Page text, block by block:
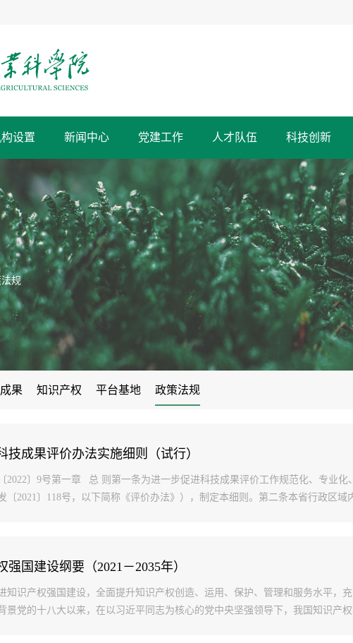
现任领导 历史沿革
大事记 精彩回眸
设置
党委办公室
人事处
财务资产管理处
科技合作交流处
科研机构
作物研究所
蔬菜研究所
旱地农业研究所
林果花卉研究所
农产品贮藏加工研究所
经济作物与啤酒原料研究所(中
新闻中心
工作动态 党建动态
媒体聚焦 合作交流
党建工作 人才队伍
专家名录
科技创新
平台建设 成果展示
科研产出 仪器共享
乡村振兴 推荐成果
平台基地 政策法规
学会与联盟 办事指南
下载中心 服务指南
享受国务院颁发政府特殊津贴人
员
全国优秀科技工作者
甘肃省科技功臣 甘肃省政府特聘科技专家
甘肃省宣传文化系统“四个一批”
人才
甘肃省属科研院所学科带头人
规
果 知识产权 平台基地 政策法规
技成果评价办法实施细则（试行）
2022〕9号第一章 总 则第一条为进一步促进科技成果评价工作规范化、专业
〔2021〕118号，以下简称《评价办法》），制定本细则。第二条本省行政区
强国建设纲要（2021－2035年）
知识产权强国建设，全面提升知识产权创造、运用、保护、管理和服务水平，
景党的十八大以来，在以习近平同志为核心的党中央坚强领导下，我国知识产